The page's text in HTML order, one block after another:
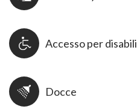
Accesso per disabili
Docce